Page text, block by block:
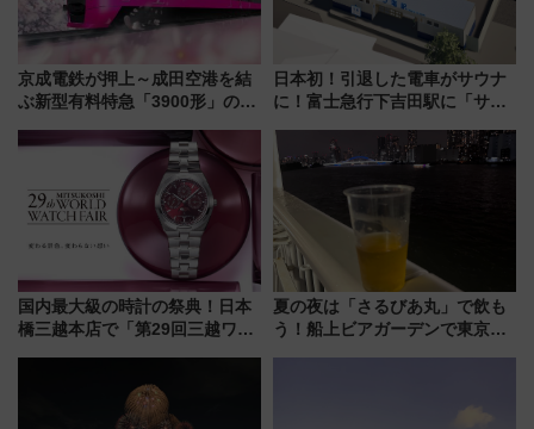
京成電鉄が押上～成田空港を結
ぶ新型有料特急「3900形」のコ
募集も実施
日本初！引退した電車がサウナ
に！富士急行下吉田駅に「サ電
業 行き交う電車の音や振動を
感じながら「ととのう」新感覚
国内最大級の時計の祭典！日本
橋三越本店で「第29回三越ワー
夏の夜は「さるびあ丸」で飲も
う！船上ビアガーデンで東京湾